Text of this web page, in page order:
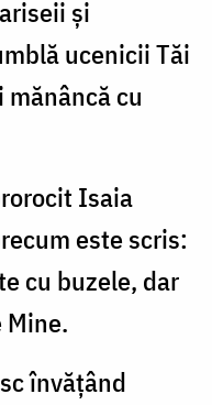
şi
ucenicii Tăi
cu
Isaia
este scris:
cu buzele, dar
învăţând